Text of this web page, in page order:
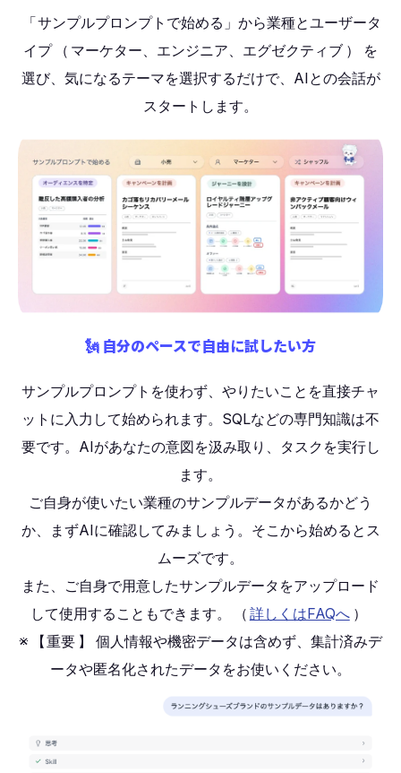
「サンプルプロンプトで始める」から業種とユーザータ
イプ
（ マーケター、エンジニア、エグゼクティブ ）
を
選び、気になるテーマを選択するだけで、AIとの会話が
スタートします。
🗽 自分のペースで自由に試したい方
サンプルプロンプトを使わず、やりたいことを直接チャ
ットに入力して始められます。SQLなどの専門知識は不
要です。AIがあなたの意図を汲み取り、タスクを実行し
ます。
ご自身が使いたい業種のサンプルデータがあるかどう
か、まずAIに確認してみましょう。そこから始めるとス
ムーズです。
また、ご自身で用意したサンプルデータをアップロード
して使用することもできます。
（ 詳しくはFAQへ ）
※
【重要 】 個人情報や機密データは含めず、集計済みデ
ータや匿名化されたデータをお使いください。